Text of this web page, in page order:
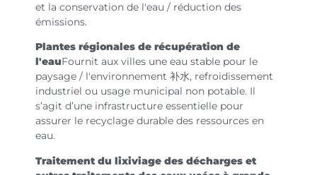
et la conservation de l'eau / réduction des
émissions.
Plantes régionales de récupération de
l'eauFournit aux villes une eau stable pour le
paysage / l'environnement 补水, refroidissement
industriel ou usage municipal non potable. Il
s’agit d’une infrastructure essentielle pour
assurer le recyclage durable des ressources en
eau.
Traitement du lixiviage des décharges et